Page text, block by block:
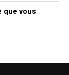
que vous